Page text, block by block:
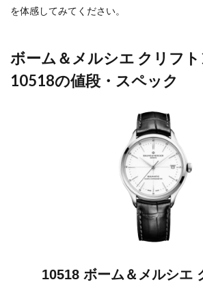
を体感してみてください。
ボーム＆メルシエ クリフト
10518の値段・スペック
10518 ボーム＆メルシエ